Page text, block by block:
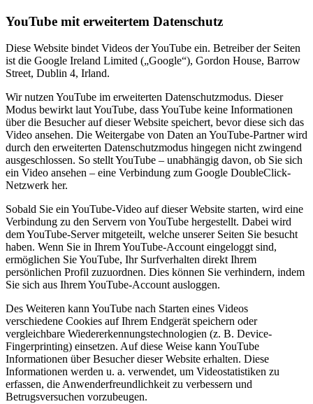
YouTube mit erweitertem Datenschutz
Diese Website bindet Videos der YouTube ein. Betreiber der Seiten
ist die Google Ireland Limited („Google“), Gordon House, Barrow
Street, Dublin 4, Irland.
Wir nutzen YouTube im erweiterten Datenschutzmodus. Dieser
Modus bewirkt laut YouTube, dass YouTube keine Informationen
über die Besucher auf dieser Website speichert, bevor diese sich das
Video ansehen. Die Weitergabe von Daten an YouTube-Partner wird
durch den erweiterten Datenschutzmodus hingegen nicht zwingend
ausgeschlossen. So stellt YouTube – unabhängig davon, ob Sie sich
ein Video ansehen – eine Verbindung zum Google DoubleClick-
Netzwerk her.
Sobald Sie ein YouTube-Video auf dieser Website starten, wird eine
Verbindung zu den Servern von YouTube hergestellt. Dabei wird
dem YouTube-Server mitgeteilt, welche unserer Seiten Sie besucht
haben. Wenn Sie in Ihrem YouTube-Account eingeloggt sind,
ermöglichen Sie YouTube, Ihr Surfverhalten direkt Ihrem
persönlichen Profil zuzuordnen. Dies können Sie verhindern, indem
Sie sich aus Ihrem YouTube-Account ausloggen.
Des Weiteren kann YouTube nach Starten eines Videos
verschiedene Cookies auf Ihrem Endgerät speichern oder
vergleichbare Wiedererkennungstechnologien (z. B. Device-
Fingerprinting) einsetzen. Auf diese Weise kann YouTube
Informationen über Besucher dieser Website erhalten. Diese
Informationen werden u. a. verwendet, um Videostatistiken zu
erfassen, die Anwenderfreundlichkeit zu verbessern und
Betrugsversuchen vorzubeugen.